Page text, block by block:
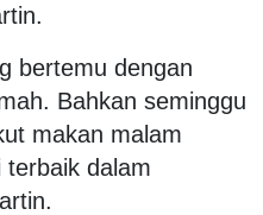
bertemu dengan
Bahkan seminggu
makan malam
terbaik dalam